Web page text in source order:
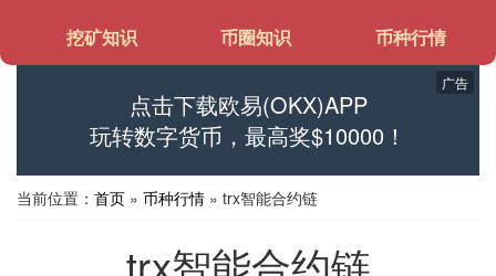
挖矿知识 币圈知识 币种行情
点击下载欧易(OKX)APP
玩转数字货币，最高奖$10000！
广告
当前位置： 首页 » 币种行情 » trx智能合约链
trx智能合约链